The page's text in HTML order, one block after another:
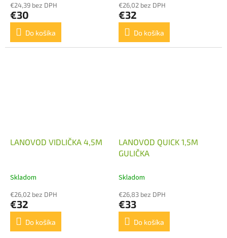
€24,39 bez DPH
€30
Do košíka
€26,02 bez DPH
€32
Do košíka
LANOVOD VIDLIČKA 4,5M
Skladom
€26,02 bez DPH
€32
Do košíka
LANOVOD QUICK 1,5M
GULIČKA
Skladom
€26,83 bez DPH
€33
Do košíka